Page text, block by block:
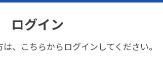
ログイン
、 こちらからログインしてください。